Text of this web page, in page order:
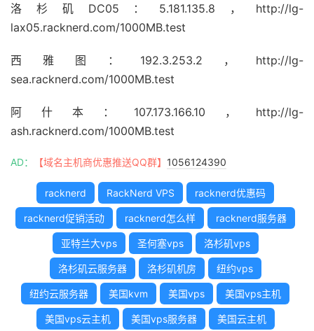
洛杉矶DC05：5.181.135.8，http://lg-
lax05.racknerd.com/1000MB.test
西雅图：192.3.253.2，http://lg-
sea.racknerd.com/1000MB.test
阿什本：107.173.166.10，http://lg-
ash.racknerd.com/1000MB.test
AD： 【域名主机商优惠推送QQ群】 1056124390
racknerd RackNerd VPS racknerd优惠码
racknerd促销活动 racknerd怎么样 racknerd服务器
亚特兰大vps 圣何塞vps 洛杉矶vps
洛杉矶云服务器 洛杉矶机房 纽约vps
纽约云服务器 美国kvm 美国vps 美国vps主机
美国vps云主机 美国vps服务器 美国云主机